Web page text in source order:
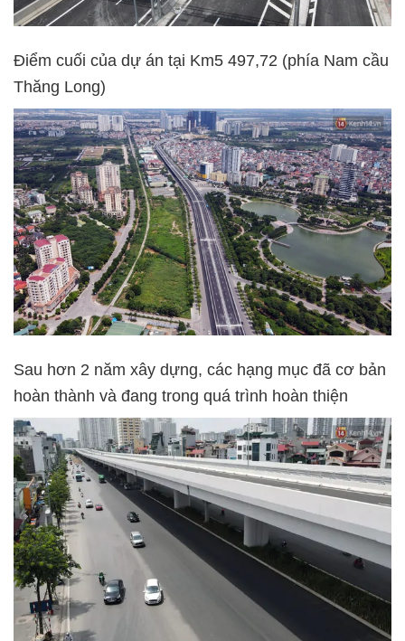
Điểm cuối của dự án tại Km5 497,72 (phía Nam cầu
Thăng Long)
Sau hơn 2 năm xây dựng, các hạng mục đã cơ bản
hoàn thành và đang trong quá trình hoàn thiện